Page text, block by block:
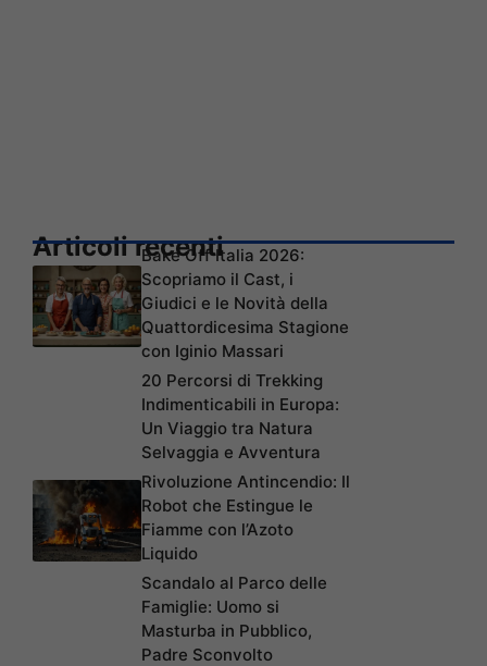
Articoli recentiBake Off Italia 2026:
Scopriamo il Cast, i
Giudici e le Novità della
Quattordicesima Stagione
con Iginio Massari
20 Percorsi di Trekking
Indimenticabili in Europa:
Un Viaggio tra Natura
Selvaggia e Avventura
Rivoluzione Antincendio: Il
Robot che Estingue le
Fiamme con l’Azoto
Liquido
Scandalo al Parco delle
Famiglie: Uomo si
Masturba in Pubblico,
Padre Sconvolto